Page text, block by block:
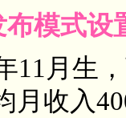
模式
11月生
月收入